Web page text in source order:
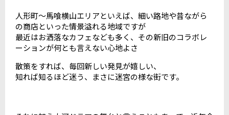
人形町～馬喰横山エリアといえば、細い路地や昔ながら
の商店といった情景溢れる地域ですが
最近はお洒落なカフェなども多く、その新旧のコラボレ
ーションが何とも言えない心地よさ
散策をすれば、毎回新しい発見が嬉しい、
知れば知るほど迷う、まさに迷宮の様な街です。